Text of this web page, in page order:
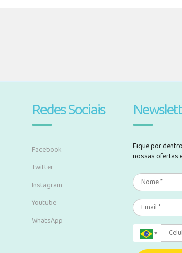
Redes Sociais
Facebook
Twitter
Instagram
Youtube
WhatsApp
Fique por
nossas ofertas